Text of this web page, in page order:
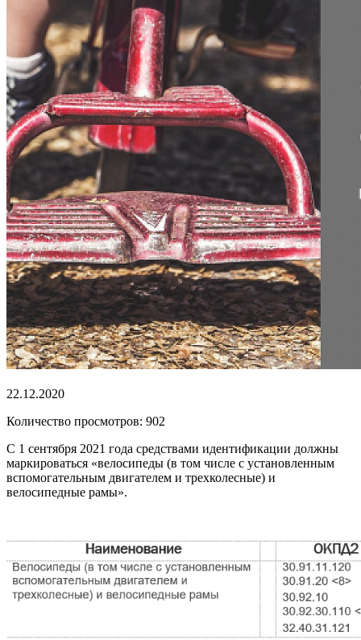
22.12.2020
Количество просмотров: 902
С 1 сентября 2021 года средствами идентификации должны
маркироваться «велосипеды (в том числе с установленным
вспомогательным двигателем и трехколесные) и
велосипедные рамы».